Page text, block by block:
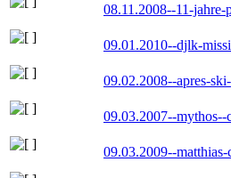
08.11.2008--11-
09.01.2010--djlk-
09.02.2008--apres-
09.03.2007--mythos--
09.03.2009--